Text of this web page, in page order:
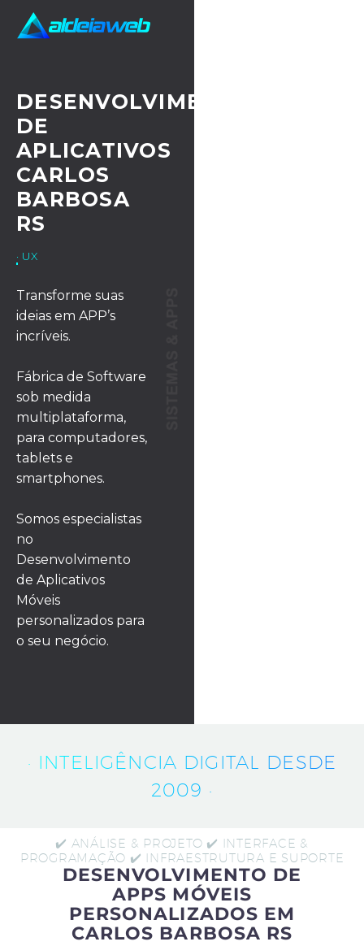
DESENVOLVIMENTO
DE
APLICATIVOS
CARLOS
BARBOSA
RS
· UX/UI DESIGN
Transforme suas
ideias em APP’s
incríveis.
Fábrica de Software
sob medida
multiplataforma,
para computadores,
tablets e
smartphones.
Somos especialistas
no
Desenvolvimento
de Aplicativos
Móveis
personalizados para
o seu negócio.
· INTELIGÊNCIA DIGITAL DESDE
2009 ·
✔️ ANÁLISE & PROJETO ✔️ INTERFACE &
PROGRAMAÇÃO ✔️ INFRAESTRUTURA E SUPORTE
DESENVOLVIMENTO DE
APPS MÓVEIS
PERSONALIZADOS EM
CARLOS BARBOSA RS